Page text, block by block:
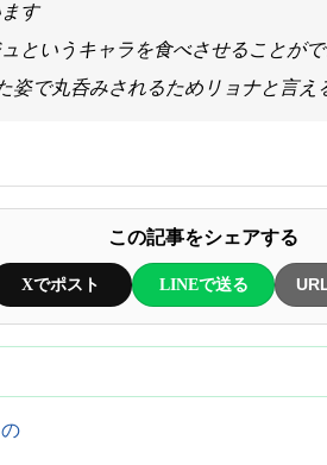
す
というキャラを食べさせることが
姿で丸呑みされるためリョナと言え
この記事をシェアする
Xでポスト LINEで送る